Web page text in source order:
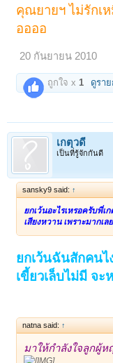
คุณยายฯ ไม่รักเ
ออออ
20 กันยายน 2010
ถูกใจ x 1 ดูรา
เกตุวดี
เป็นที่รู้จักกันดี
sansky9 said: ↑
ยกเว้นอะไรเหรอครับพี่เ
เสียงหวาน เพราะมากเล
ยกเว้นฉันสักคน
เขี้ยวเล็บไม่มี จ
natna said: ↑
มาให้กำลังใจลูกผู้ห